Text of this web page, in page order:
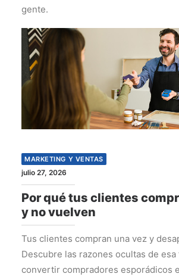
gente.
MARKETING Y VENTAS
julio 27, 2026
Por qué tus clientes
y no vuelven
Tus clientes compran una vez y
Descubre las razones ocultas de esa
convertir compradores esporádicos